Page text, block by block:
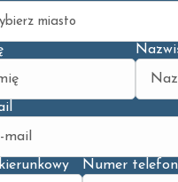
Numer